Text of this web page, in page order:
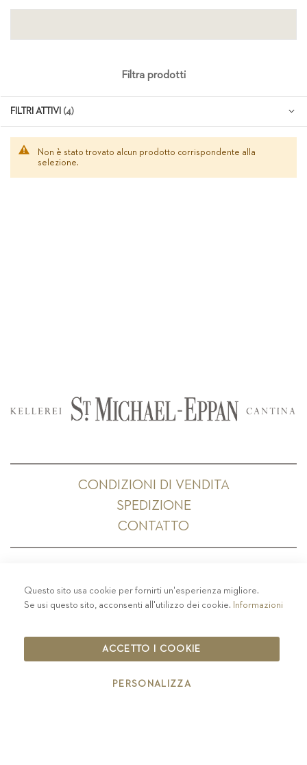
Non è stato trovato alcun prodotto corrispondente alla
selezione.
Filtra prodotti
FILTRI ATTIVI
CONDIZIONI DI VENDITA
SPEDIZIONE
CONTATTO
PRIVACY-COLOPHON - COOKIE POLICY
CODICE ETICO
IT00126670215
Questo sito usa cookie per fornirti un'esperienza migliore.
Se usi questo sito, acconsenti all'utilizzo dei cookie. Informazioni
ACCETTO I COOKIE
PERSONALIZZA